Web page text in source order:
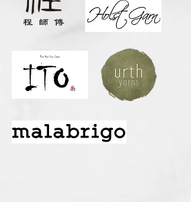
森林)，去混搭搭出8種不同的綠
，安排好顏色才開始織。雖然
如漸層換色變得比較明顯）。
因為這樣搭線會有不少線頭要
是